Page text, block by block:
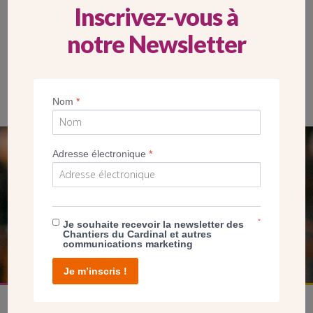
SEUL VOTRE DON
NOUS PERMET D’AGIR
FAIRE UN DON
Inscrivez-vous à
notre Newsletter
Nom*
Adresse électronique*
Je souhaite recevoir la newsletter des
Chantiers du Cardinal et autres
communications marketing
*
Je m’inscris !